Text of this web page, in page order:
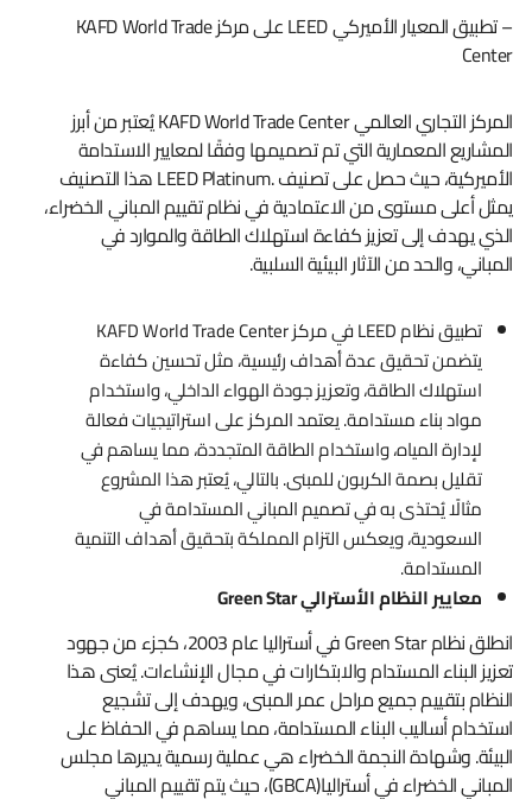
– تطبيق المعيار الأميركي LEED على مركز KAFD World Trade
Center
المركز التجاري العالمي KAFD World Trade Center يُعتبر من أبرز
المشاريع المعمارية التي تم تصميمها وفقًا لمعايير الاستدامة
الأميركية، حيث حصل على تصنيف .LEED Platinum هذا التصنيف
يمثل أعلى مستوى من الاعتمادية في نظام تقييم المباني الخضراء،
الذي يهدف إلى تعزيز كفاءة استهلاك الطاقة والموارد في
المباني، والحد من الآثار البيئية السلبية.
تطبيق نظام LEED في مركز KAFD World Trade Center
يتضمن تحقيق عدة أهداف رئيسية، مثل تحسين كفاءة
استهلاك الطاقة، وتعزيز جودة الهواء الداخلي، واستخدام
مواد بناء مستدامة. يعتمد المركز على استراتيجيات فعالة
لإدارة المياه، واستخدام الطاقة المتجددة، مما يساهم في
تقليل بصمة الكربون للمبنى. بالتالي، يُعتبر هذا المشروع
مثالًا يُحتذى به في تصميم المباني المستدامة في
السعودية، ويعكس التزام المملكة بتحقيق أهداف التنمية
المستدامة.
معايير النظام الأستراليGreen Star
انطلق نظام Green Star في أستراليا عام 2003، كجزء من جهود
تعزيز البناء المستدام والابتكارات في مجال الإنشاءات. يُعنى هذا
النظام بتقييم جميع مراحل عمر المبنى، ويهدف إلى تشجيع
استخدام أساليب البناء المستدامة، مما يساهم في الحفاظ على
البيئة. وشهادة النجمة الخضراء هي عملية رسمية يديرها مجلس
المباني الخضراء في أستراليا(GBCA)، حيث يتم تقييم المباني